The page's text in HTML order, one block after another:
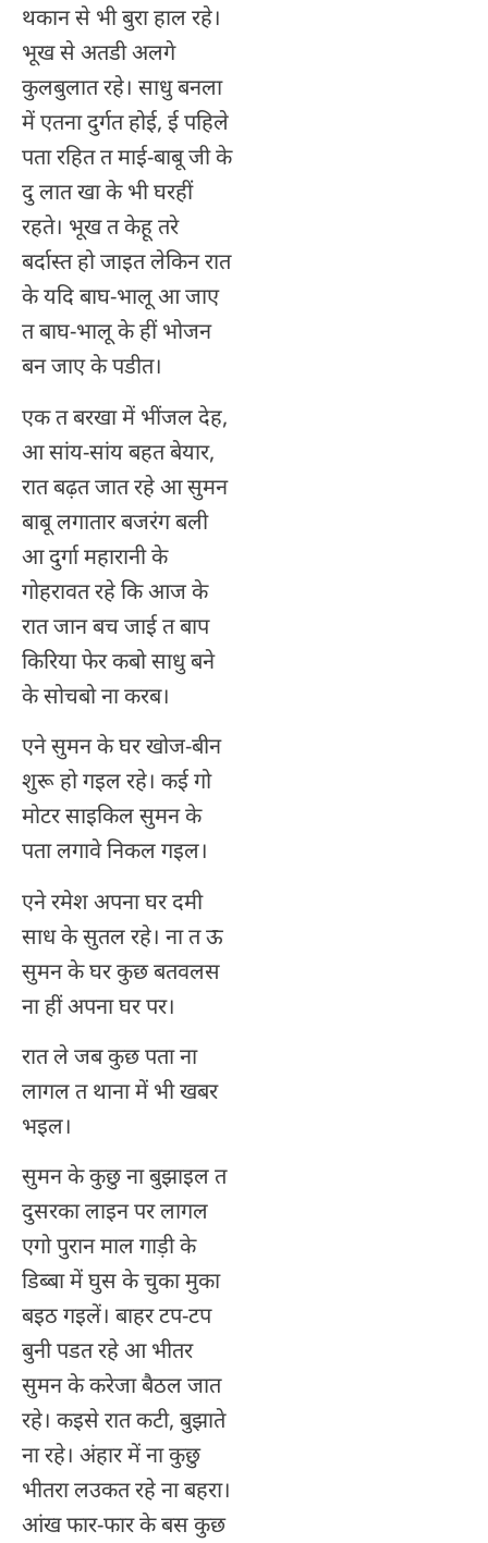
थकान से भी बुरा हाल रहे।
भूख से अतडी अलगे
कुलबुलात रहे। साधु बनला
में एतना दुर्गत होई, ई पहिले
पता रहित त माई-बाबू जी के
दु लात खा के भी घरहीं
रहते। भूख त केहू तरे
बर्दास्त हो जाइत लेकिन रात
के यदि बाघ-भालू आ जाए
त बाघ-भालू के हीं भोजन
बन जाए के पडीत।
एक त बरखा में भींजल देह,
आ सांय-सांय बहत बेयार,
रात बढ़त जात रहे आ सुमन
बाबू लगातार बजरंग बली
आ दुर्गा महारानी के
गोहरावत रहे कि आज के
रात जान बच जाई त बाप
किरिया फेर कबो साधु बने
के सोचबो ना करब।
एने सुमन के घर खोज-बीन
शुरू हो गइल रहे। कई गो
मोटर साइकिल सुमन के
पता लगावे निकल गइल।
एने रमेश अपना घर दमी
साध के सुतल रहे। ना त ऊ
सुमन के घर कुछ बतवलस
ना हीं अपना घर पर।
रात ले जब कुछ पता ना
लागल त थाना में भी खबर
भइल।
सुमन के कुछु ना बुझाइल त
दुसरका लाइन पर लागल
एगो पुरान माल गाड़ी के
डिब्बा में घुस के चुका मुका
बइठ गइलें। बाहर टप-टप
बुनी पडत रहे आ भीतर
सुमन के करेजा बैठल जात
रहे। कइसे रात कटी, बुझाते
ना रहे। अंहार में ना कुछु
भीतरा लउकत रहे ना बहरा।
आंख फार-फार के बस कुछ